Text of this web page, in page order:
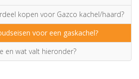
kopen voor Gazco kachel/haard?
voor een gaskachel?
en wat valt hieronder?